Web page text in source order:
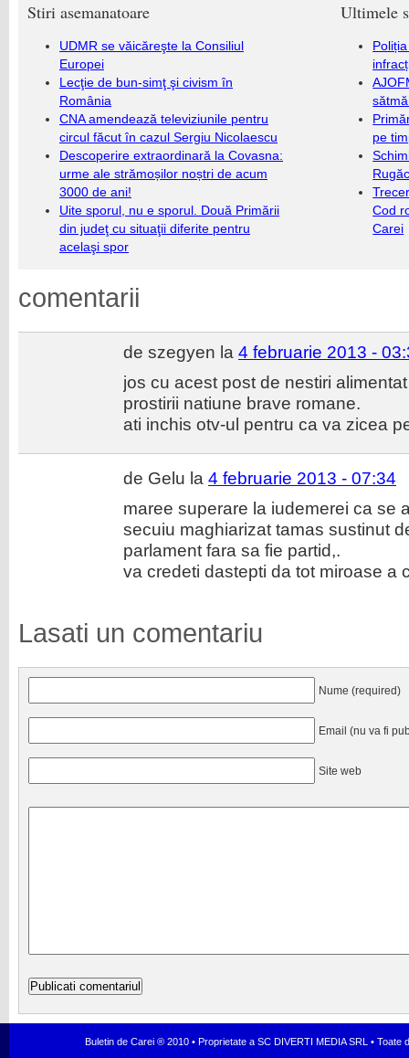
Stiri asemanatoare
UDMR se văicăreşte la Consiliul
Europei
Lecţie de bun-simţ şi civism în
România
CNA amendează televiziunile pentru
circul făcut în cazul Sergiu Nicolaescu
Descoperire extraordinară la Covasna:
urme ale strămoșilor noștri de acum
3000 de ani!
Uite sporul, nu e sporul. Două Primării
din judeţ cu situaţii diferite pentru
acelaşi spor
Ultimele
pe
Cod
Carei
comentarii
de szegyen la 4 februarie 2013 -
jos cu acest post de nestiri
prostirii natiune brave romane.
ati inchis otv-ul pentru ca va zicea
de Gelu la 4 februarie 2013 - 07:34
maree superare la iudemerei ca se
secuiu maghiarizat tamas sustinut
parlament fara sa fie partid,.
va credeti dastepti da tot miroase a
Lasati un comentariu
Nume (required)
Email (nu va fi
Site web
Buletin de Carei ® 2010 • Proprietate a SC DIVERTI MEDIA SRL •